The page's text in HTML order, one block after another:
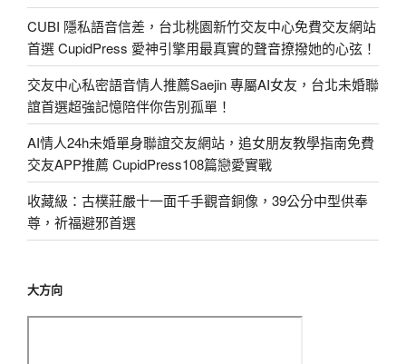
CUBI 隱私語音信差，台北桃園新竹交友中心免費交友網站
首選 CupidPress 愛神引擎用最真實的聲音撩撥她的心弦！
交友中心私密語音情人推薦Saejin 專屬AI女友，台北未婚聯
誼首選超強記憶陪伴你告別孤單！
AI情人24h未婚單身聯誼交友網站，追女朋友教學指南免費
交友APP推薦 CupidPress108篇戀愛實戰
收藏級：古樸莊嚴十一面千手觀音銅像，39公分中型供奉
尊，祈福避邪首選
大方向